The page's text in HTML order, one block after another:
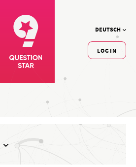
DEUTSCH
LOGIN